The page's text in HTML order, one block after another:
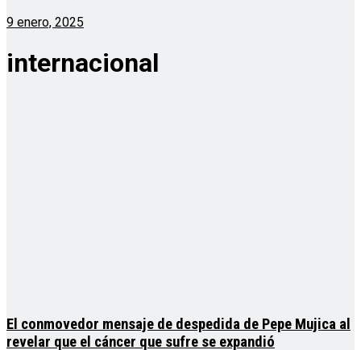
9 enero, 2025
internacional
El conmovedor mensaje de despedida de Pepe Mujica al
revelar que el cáncer que sufre se expandió